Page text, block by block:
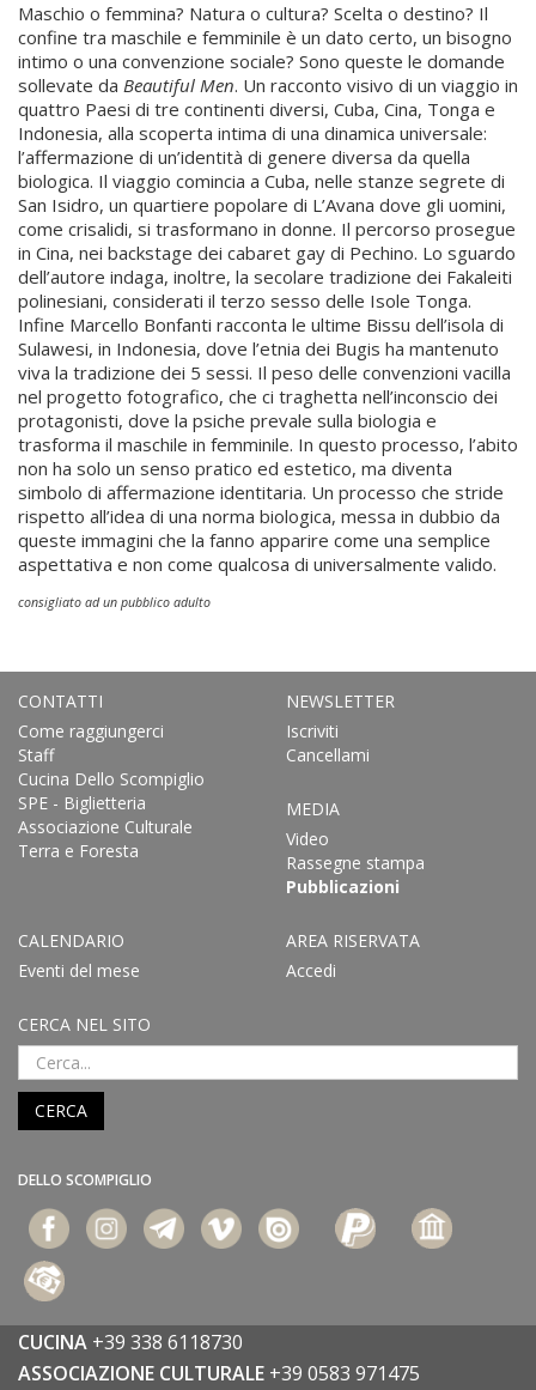
Maschio o femmina? Natura o cultura? Scelta o destino? Il
confine tra maschile e femminile è un dato certo, un bisogno
intimo o una convenzione sociale? Sono queste le domande
sollevate da Beautiful Men. Un racconto visivo di un viaggio in
quattro Paesi di tre continenti diversi, Cuba, Cina, Tonga e
Indonesia, alla scoperta intima di una dinamica universale:
l’affermazione di un’identità di genere diversa da quella
biologica. Il viaggio comincia a Cuba, nelle stanze segrete di
San Isidro, un quartiere popolare di L’Avana dove gli uomini,
come crisalidi, si trasformano in donne. Il percorso prosegue
in Cina, nei backstage dei cabaret gay di Pechino. Lo sguardo
dell’autore indaga, inoltre, la secolare tradizione dei Fakaleiti
polinesiani, considerati il terzo sesso delle Isole Tonga.
Infine Marcello Bonfanti racconta le ultime Bissu dell’isola di
Sulawesi, in Indonesia, dove l’etnia dei Bugis ha mantenuto
viva la tradizione dei 5 sessi. Il peso delle convenzioni vacilla
nel progetto fotografico, che ci traghetta nell’inconscio dei
protagonisti, dove la psiche prevale sulla biologia e
trasforma il maschile in femminile. In questo processo, l’abito
non ha solo un senso pratico ed estetico, ma diventa
simbolo di affermazione identitaria. Un processo che stride
rispetto all’idea di una norma biologica, messa in dubbio da
queste immagini che la fanno apparire come una semplice
aspettativa e non come qualcosa di universalmente valido.
consigliato ad un pubblico adulto
CONTATTI
Come raggiungerci
Staff
Cucina Dello Scompiglio
SPE - Biglietteria
Associazione Culturale
Terra e Foresta
NEWSLETTER
Iscriviti
Cancellami
MEDIA
Video
Rassegne stampa
Pubblicazioni
CALENDARIO
Eventi del mese
AREA RISERVATA
Accedi
CERCA NEL SITO
CERCA
DELLO SCOMPIGLIO
CUCINA +39 338 6118730
ASSOCIAZIONE CULTURALE +39 0583 971475